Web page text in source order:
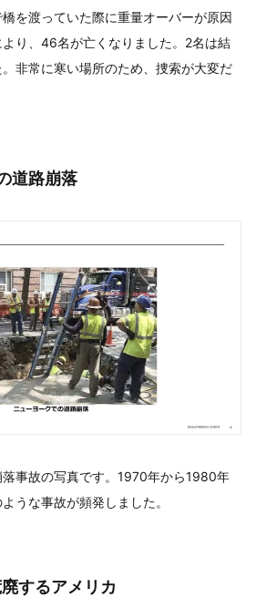
を渡っていた際に重量オーバーが原因
り、46名が亡くなりました。2名は結
非常に寒い場所のため、捜索が大変だ
道路崩落
事故の写真です。1970年から1980年
うな事故が頻発しました。
するアメリカ